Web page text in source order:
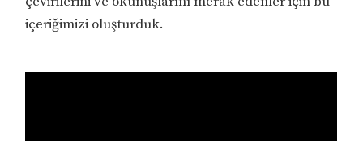
içeriğimizi oluşturduk.